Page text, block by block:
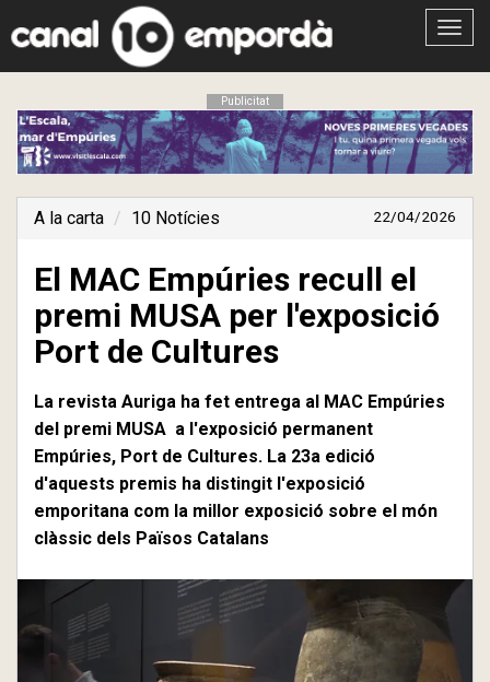
Obrir
Publicitat
A la carta 10 Notícies 22/04/2026
El MAC Empúries recull el
premi MUSA per l'exposició
Port de Cultures
La revista Auriga ha fet entrega al MAC Empúries
del premi MUSA a l'exposició permanent
Empúries, Port de Cultures. La 23a edició
d'aquests premis ha distingit l'exposició
emporitana com la millor exposició sobre el món
clàssic dels Països Catalans